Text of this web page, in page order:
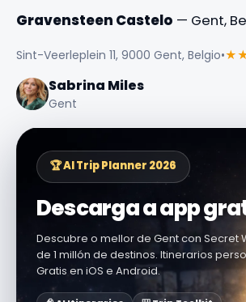
Gravensteen Castelo — Gent,
Sint-Veerleplein 11, 9000 Gent, Belgio•
Sabrina Miles
Gent
🏆 AI Trip Planner 2026
Descarga a app
Descubre o mellor de Gent con Secret
de 1 millón de destinos. Itinerarios
Gratis en iOS e Android.